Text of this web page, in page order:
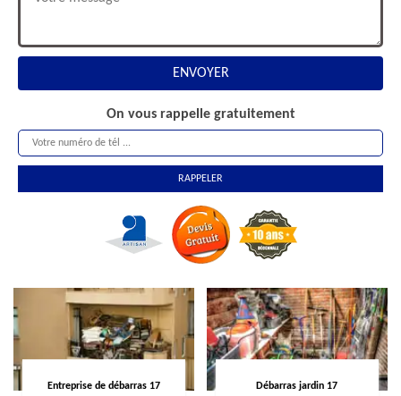
On vous rappelle gratuitement
Entreprise de débarras 17 Débarras jardin 17